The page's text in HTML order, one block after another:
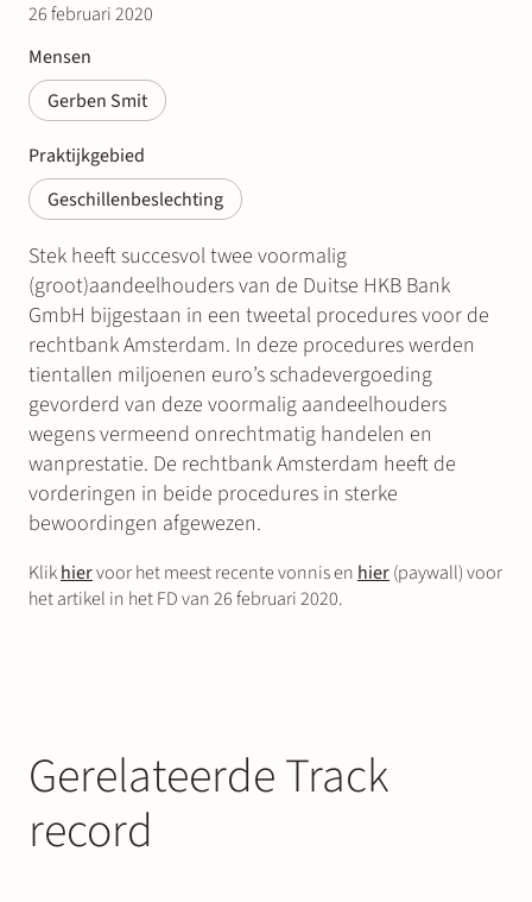
26 februari 2020
Mensen
Gerben Smit
Praktijkgebied
Geschillenbeslechting
Stek heeft succesvol twee voormalig
(groot)aandeelhouders van de Duitse HKB Bank
GmbH bijgestaan in een tweetal procedures voor de
rechtbank Amsterdam. In deze procedures werden
tientallen miljoenen euro’s schadevergoeding
gevorderd van deze voormalig aandeelhouders
wegens vermeend onrechtmatig handelen en
wanprestatie. De rechtbank Amsterdam heeft de
vorderingen in beide procedures in sterke
bewoordingen afgewezen.
Klikhiervoor het meest recente vonnis en hier(paywall) voor
het artikel in het FD van 26 februari 2020.
Gerelateerde Track
record